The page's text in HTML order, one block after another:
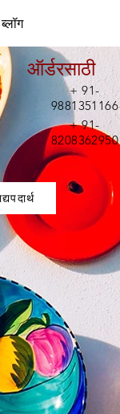
ब्लॉग
ऑर्डरसाठी
+ 91-
9881351166
+ 91-
8208362950